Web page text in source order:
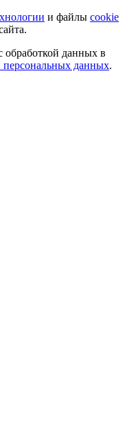
и файлы cookie
обработкой данных в
данных.